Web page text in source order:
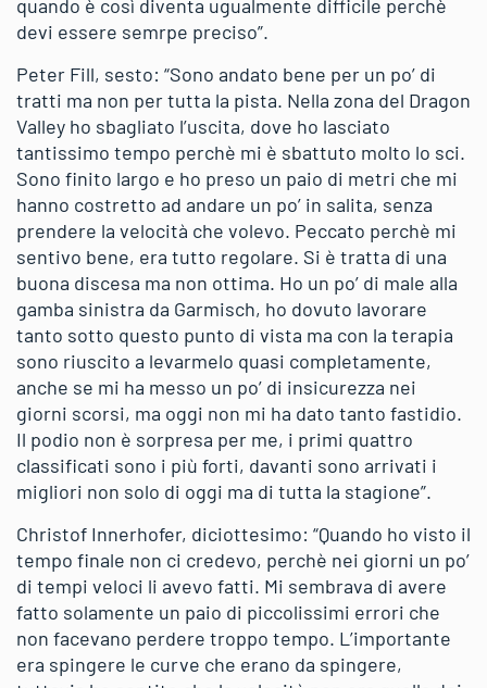
quando è così diventa ugualmente difficile perchè
devi essere semrpe preciso”.
Peter Fill, sesto: “Sono andato bene per un po’ di
tratti ma non per tutta la pista. Nella zona del Dragon
Valley ho sbagliato l’uscita, dove ho lasciato
tantissimo tempo perchè mi è sbattuto molto lo sci.
Sono finito largo e ho preso un paio di metri che mi
hanno costretto ad andare un po’ in salita, senza
prendere la velocità che volevo. Peccato perchè mi
sentivo bene, era tutto regolare. Si è tratta di una
buona discesa ma non ottima. Ho un po’ di male alla
gamba sinistra da Garmisch, ho dovuto lavorare
tanto sotto questo punto di vista ma con la terapia
sono riuscito a levarmelo quasi completamente,
anche se mi ha messo un po’ di insicurezza nei
giorni scorsi, ma oggi non mi ha dato tanto fastidio.
Il podio non è sorpresa per me, i primi quattro
classificati sono i più forti, davanti sono arrivati i
migliori non solo di oggi ma di tutta la stagione”.
Christof Innerhofer, diciottesimo: “Quando ho visto il
tempo finale non ci credevo, perchè nei giorni un po’
di tempi veloci li avevo fatti. Mi sembrava di avere
fatto solamente un paio di piccolissimi errori che
non facevano perdere troppo tempo. L’importante
era spingere le curve che erano da spingere,